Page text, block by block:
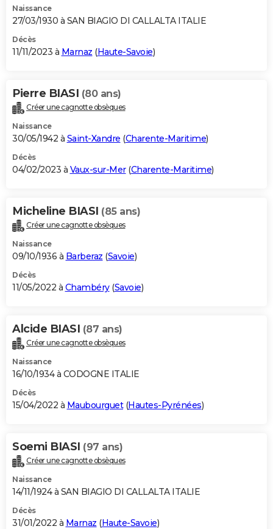
Naissance
27/03/1930 à SAN BIAGIO DI CALLALTA ITALIE
Décès
11/11/2023 à Marnaz (Haute-Savoie)
Pierre BIASI (80 ans)
Créer une cagnotte obsèques
Naissance
30/05/1942 à Saint-Xandre (Charente-Maritime)
Décès
04/02/2023 à Vaux-sur-Mer(Charente-Maritime)
Micheline BIASI (85 ans)
Créer une cagnotte obsèques
Naissance
09/10/1936 à Barberaz (Savoie)
Décès
11/05/2022 à Chambéry(Savoie)
Alcide BIASI (87 ans)
Créer une cagnotte obsèques
Naissance
16/10/1934 à CODOGNE ITALIE
Décès
15/04/2022 à Maubourguet(Hautes-Pyrénées)
Soemi BIASI (97 ans)
Créer une cagnotte obsèques
Naissance
14/11/1924 à SAN BIAGIO DI CALLALTA ITALIE
Décès
31/01/2022 à Marnaz (Haute-Savoie)